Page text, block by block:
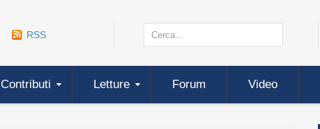
RSS
Contributi Letture Forum Video